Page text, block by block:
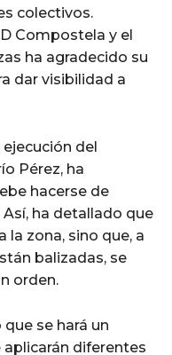
colectivos.
Compostela y el
ha agradecido su
dar visibilidad a
del
Pérez, ha
hacerse de
ha detallado que
la zona, sino que, a
balizadas, se
orden.
se hará un
diferentes